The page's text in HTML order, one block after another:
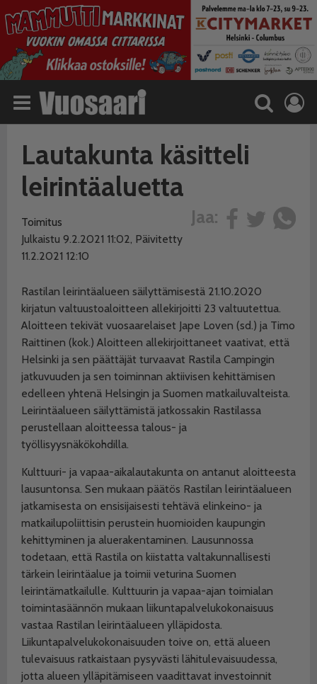
Lautakunta käsitteli
leirintäaluetta
Jaa:
Toimitus
Julkaistu 9.2.2021 11:02, Päivitetty
11.2.2021 12:10
Rastilan leirintäalueen säilyttämisestä 21.10.2020
kirjatun valtuustoaloitteen allekirjoitti 23 valtuutettua.
Aloitteen tekivät vuosaarelaiset Jape Loven (sd.) ja Timo
Raittinen (kok.) Aloitteen allekirjoittaneet vaativat, että
Helsinki ja sen päättäjät turvaavat Rastila Campingin
jatkuvuuden ja sen toiminnan aktiivisen kehittämisen
edelleen yhtenä Helsingin ja Suomen matkailuvalteista.
Leirintäalueen säilyttämistä jatkossakin Rastilassa
perustellaan aloitteessa talous- ja
työllisyysnäkökohdilla.
Kulttuuri- ja vapaa-aikalautakunta on antanut aloitteesta
lausuntonsa. Sen mukaan päätös Rastilan leirintäalueen
jatkamisesta on ensisijaisesti tehtävä elinkeino- ja
matkailupoliittisin perustein huomioiden kaupungin
kehittyminen ja aluerakentaminen. Lausunnossa
todetaan, että Rastila on kiistatta valtakunnallisesti
tärkein leirintäalue ja toimii veturina Suomen
leirintämatkailulle. Kulttuurin ja vapaa-ajan toimialan
toimintasäännön mukaan liikuntapalvelukokonaisuus
vastaa Rastilan leirintäalueen ylläpidosta.
Liikuntapalvelukokonaisuuden toive on, että alueen
tulevaisuus ratkaistaan pysyvästi lähitulevaisuudessa,
jotta alueen ylläpitämiseen vaadittavat investoinnit